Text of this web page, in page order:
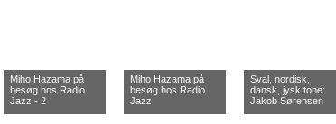
Miho Hazama på
besøg hos Radio
Jazz - 2
Miho Hazama på
besøg hos Radio
Jazz
Sval, nordisk,
dansk, jysk tone:
Jakob Sørensen